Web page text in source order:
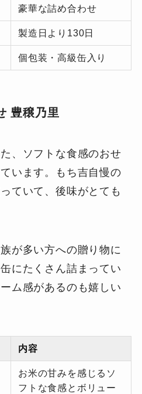
豪華な詰め合わせ
製造日より130日
個包装・高級缶入り
豊穣乃里
、ソフトな食感のおせ
います。もち吉自慢の
ていて、後味がとても
が多い方への贈り物に
にたくさん詰まってい
ム感があるのも嬉しい
内容
お米の甘みを感じるソ
フトな食感とボリュー